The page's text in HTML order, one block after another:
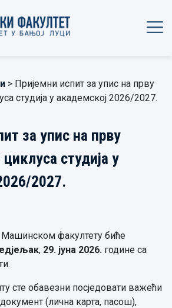
> Пријемни испит за упис на прву
студија у академској 2026/2027.
за упис на прву
студија у
2027.
Машинском факултету биће
, 29. јуна 2026. године са
сте обавезни посједовати важећи
(лична карта, пасош),